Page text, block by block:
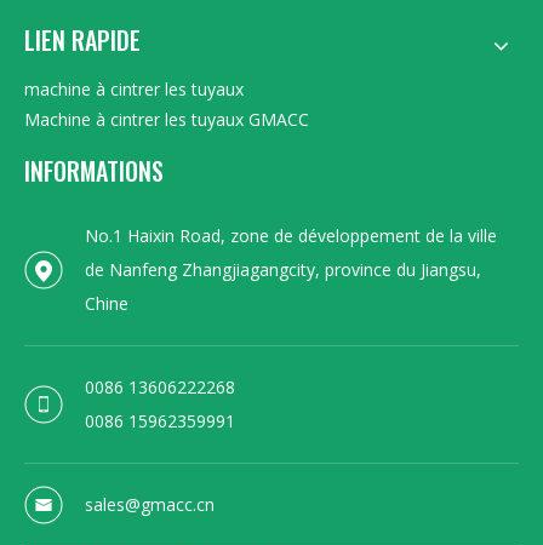
LIEN RAPIDE
machine à cintrer les tuyaux
Machine à cintrer les tuyaux GMACC
INFORMATIONS
No.1 Haixin Road, zone de développement de la ville
de Nanfeng Zhangjiagangcity, province du Jiangsu,
Chine
0086 13606222268
0086 15962359991
sales@gmacc.cn